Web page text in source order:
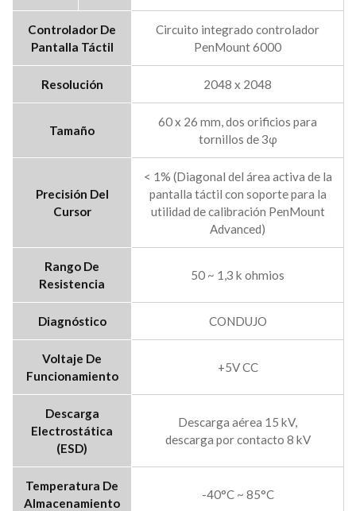
Controlador De
Pantalla Táctil
Circuito integrado controlador
PenMount 6000
Resolución 2048 x 2048
Tamaño
60 x 26 mm, dos orificios para
tornillos de 3φ
Precisión Del
Cursor
< 1% (Diagonal del área activa de la
pantalla táctil con soporte para la
utilidad de calibración PenMount
Advanced)
Rango De
Resistencia
50 ~ 1,3 k ohmios
Diagnóstico CONDUJO
Voltaje De
Funcionamiento
+5V CC
Descarga
Electrostática
(ESD)
Descarga aérea 15 kV,
descarga por contacto 8 kV
Temperatura De
Almacenamiento
-40°C ~ 85°C